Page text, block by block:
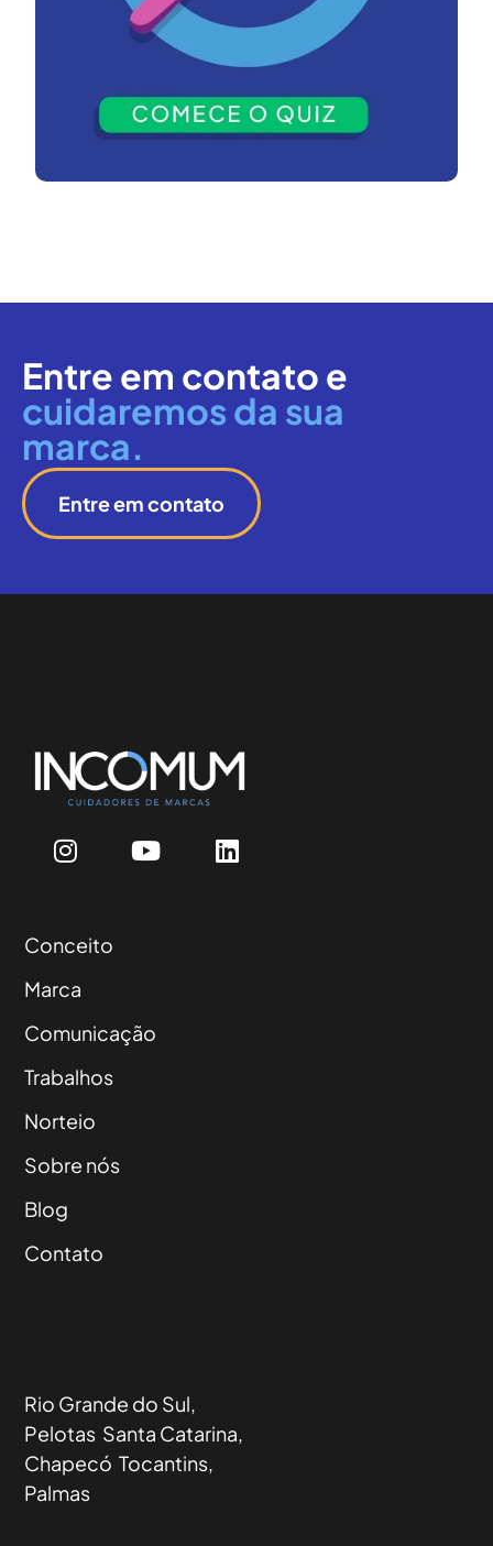
Entre em contato e
cuidaremos da sua
marca.
Entre em contato
Conceito
Marca
Comunicação
Trabalhos
Norteio
Sobre nós
Blog
Contato
Rio Grande do Sul,
Pelotas Santa Catarina,
Chapecó Tocantins,
Palmas